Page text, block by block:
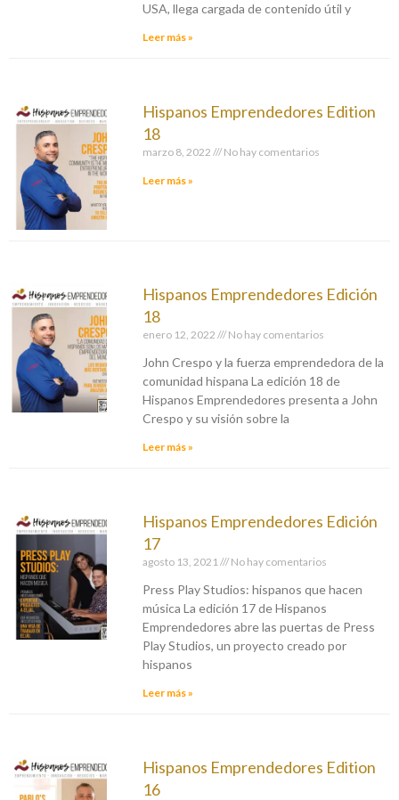
USA, llega cargada de contenido útil y
Leer más »
Hispanos Emprendedores Edition
18
marzo 8, 2022 No hay comentarios
Leer más »
Hispanos Emprendedores Edición
18
enero 12, 2022 No hay comentarios
John Crespo y la fuerza emprendedora de la
comunidad hispana La edición 18 de
Hispanos Emprendedores presenta a John
Crespo y su visión sobre la
Leer más »
Hispanos Emprendedores Edición
17
agosto 13, 2021 No hay comentarios
Press Play Studios: hispanos que hacen
música La edición 17 de Hispanos
Emprendedores abre las puertas de Press
Play Studios, un proyecto creado por
hispanos
Leer más »
Hispanos Emprendedores Edition
16